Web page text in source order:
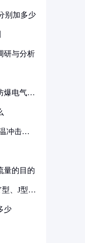
别加多少
研与分析
爆电气设
冲击要
量的目的
、J型、
少